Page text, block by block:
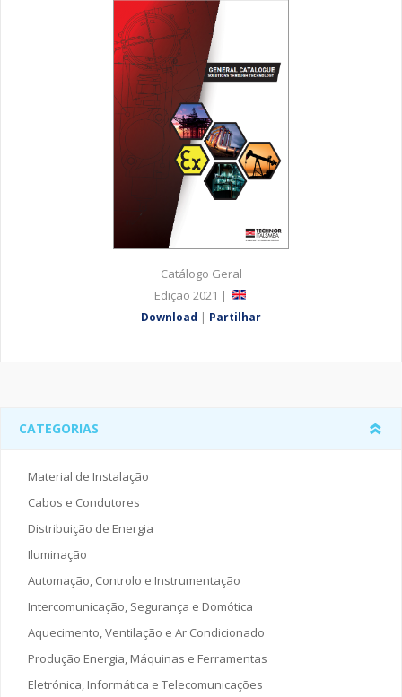
Catálogo Geral
Edição 2021 |
Download | Partilhar
CATEGORIAS
Material de Instalação
Cabos e Condutores
Distribuição de Energia
Iluminação
Automação, Controlo e Instrumentação
Intercomunicação, Segurança e Domótica
Aquecimento, Ventilação e Ar Condicionado
Produção Energia, Máquinas e Ferramentas
Eletrónica, Informática e Telecomunicações